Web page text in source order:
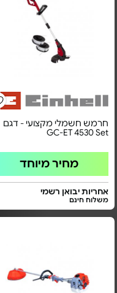
חרמש חשמלי מקצועי - דגם
GC-ET 4530 Set
מחיר מיוחד
אחריות יבואן רשמי
משלוח חינם